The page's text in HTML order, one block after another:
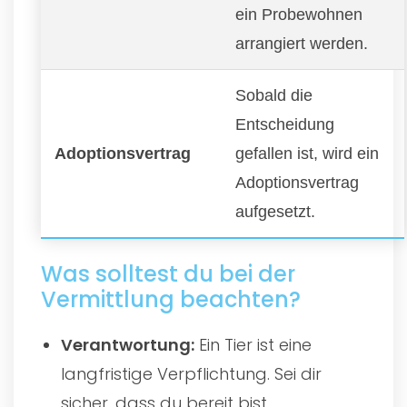
ein Probewohnen
arrangiert werden.
Adoptionsvertrag
Sobald die
Entscheidung
gefallen ist, wird ein
Adoptionsvertrag
aufgesetzt.
Was solltest du bei der
Vermittlung beachten?
Verantwortung: Ein Tier ist eine
langfristige Verpflichtung. Sei dir
sicher, dass du bereit bist.